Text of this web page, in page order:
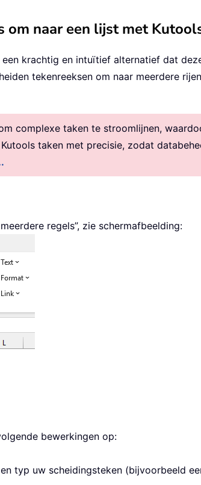
om naar een lijst met
krachtig en intuïtief alternatief dat
tekenreeksen om naar meerdere
complexe taken te stroomlijnen,
taken met precisie, zodat
regels”, zie schermafbeelding:
bewerkingen op:
typ uw scheidingsteken (bijvoorbeeld